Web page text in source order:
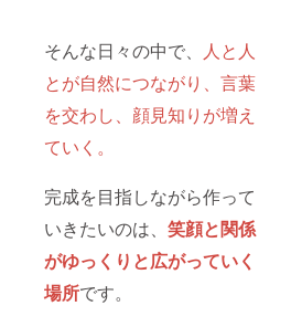
そんな日々の中で、 人と人
とが自然につながり、言葉
を交わし、顔見知りが増え
ていく。
完成を目指しながら作って
いきたいのは、 笑顔と関係
がゆっくりと広がっていく
場所です。